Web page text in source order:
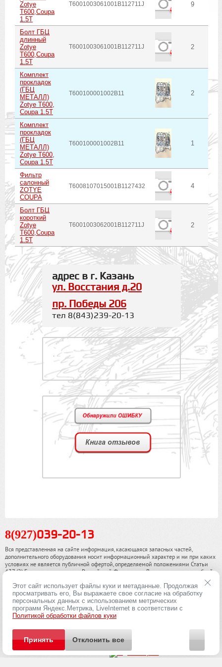
Zotye
T600,Coupa
1.5T
T6001003061001B112711J 9
Болт ГБЦ
длинный
Zotye
T600,Coupa
1.5T
T6001003061001B112711J 2
Комплект
прокладок
(ГБЦ
МЕТАЛЛ)
Zotye T600,
Coupa 1.5T
T600100001002B11 2
Комплект
прокладок
(ГБЦ
МЕТАЛЛ)
Zotye T600,
Coupa 1.5T
T600100001002B11 1
Фильтр
салонный
ZOTYE
COUPA
T6008107015001B1127432 4
Болт ГБЦ
короткий
Zotye
T600,Coupa
1.5T
T6001003062001B112711J 2
адрес в г. Казань
ул. Восстания д.20
пр. Победы 206
тел 8(843)239-20-13
.
8(927)039-20-13
Вся представленная на сайте информация, касающаяся запасных частей,
дополнительного оборудования носит информационный характер и ни при каких
условиях не является публичной офертой, определяемой положениями Статьи
437 (2) Гражданского кодекса Российской Федерации. Для получения подробной
информации, пожалуйста, обращайтесь к нашим специалистам. чинамобил.рф ©
2013-2026. Все права охраняются законом.
Политика конфиденциальности
Этот сайт использует файлы куки и метаданные. Продолжая
просматривать его, Вы выражаете свое согласие на обработку
персональных данных с использованием метрических
программ Яндекс.Метрика, LiveInternet в соответствии с
Политикой обработки файлов куки
Принять Отклонить все